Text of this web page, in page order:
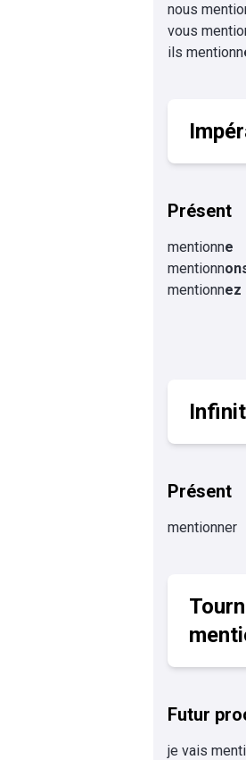
nous
vous
ils mentionn
Présent
mentionne
mentionn
mentionnez
Présent
mentionner
Futur
je vais